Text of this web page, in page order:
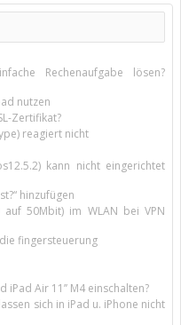
Rechenaufgabe lösen?
nutzen
Zertifikat?
reagiert nicht
kann nicht eingerichtet
hinzufügen
50Mbit) im WLAN bei VPN
fingersteuerung
Air 11’’ M4 einschalten?
sich in iPad u. iPhone nicht